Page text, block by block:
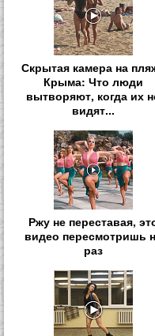
Скрытая камера на
Крыма: Что люди
вытворяют, когда их
видят...
Ржу не переставая,
видео пересмотришь
раз